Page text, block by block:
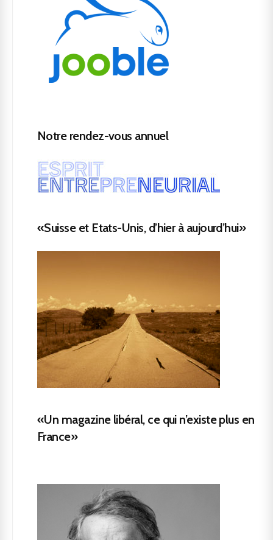
Notre rendez-vous annuel
«Suisse et Etats-Unis, d’hier à aujourd’hui»
«Un magazine libéral, ce qui n’existe plus en
France»